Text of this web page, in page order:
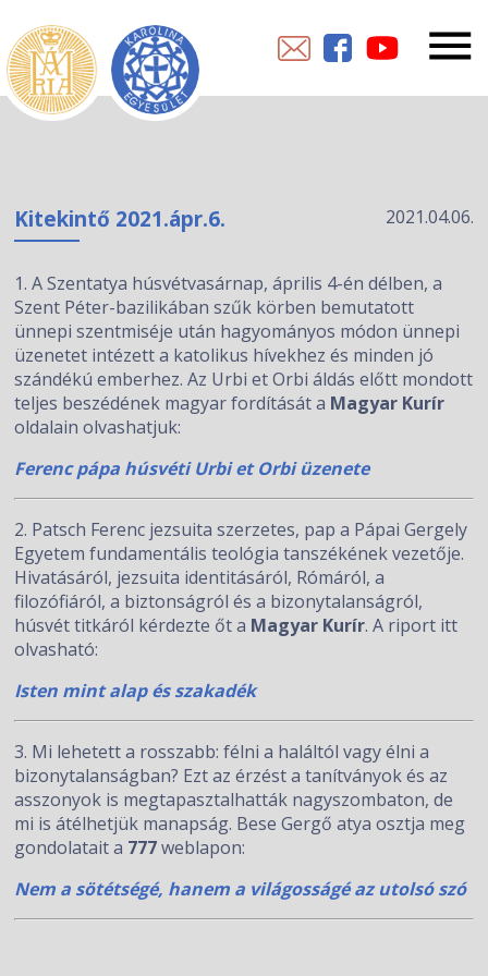
Kitekintő 2021.ápr.6. 2021.04.06.
1. A Szentatya húsvétvasárnap, április 4-én délben, a
Szent Péter-bazilikában szűk körben bemutatott
ünnepi szentmiséje után hagyományos módon ünnepi
üzenetet intézett a katolikus hívekhez és minden jó
szándékú emberhez. Az Urbi et Orbi áldás előtt mondott
teljes beszédének magyar fordítását a Magyar Kurír
oldalain olvashatjuk:
Ferenc pápa húsvéti Urbi et Orbi üzenete
2. Patsch Ferenc jezsuita szerzetes, pap a Pápai Gergely
Egyetem fundamentális teológia tanszékének vezetője.
Hivatásáról, jezsuita identitásáról, Rómáról, a
filozófiáról, a biztonságról és a bizonytalanságról,
húsvét titkáról kérdezte őt a Magyar Kurír. A riport itt
olvasható:
Isten mint alap és szakadék
3. Mi lehetett a rosszabb: félni a haláltól vagy élni a
bizonytalanságban? Ezt az érzést a tanítványok és az
asszonyok is megtapasztalhatták nagyszombaton, de
mi is átélhetjük manapság. Bese Gergő atya osztja meg
gondolatait a 777weblapon:
Nem a sötétségé, hanem a világosságé az utolsó szó